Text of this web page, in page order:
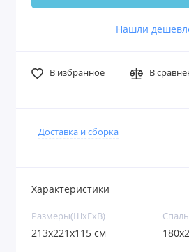
Нашли
В избранное В
Доставка и сборка
Характеристики
Размеры(ШxГxВ)
213x221x115 см